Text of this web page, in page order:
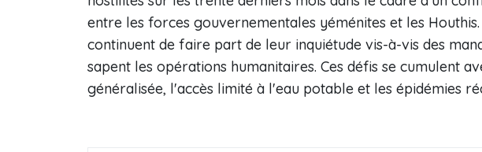
entre les forces gouvernementales yéménites et les
continuent de faire part de leur inquiétude vis-à-vis des
sapent les opérations humanitaires. Ces défis se cumulent
généralisée, l'accès limité à l'eau potable et les épidémies